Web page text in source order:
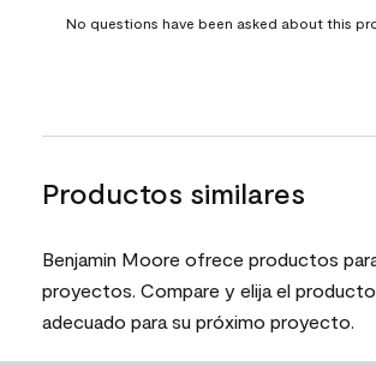
No questions have been asked about this
Productos similares
Benjamin Moore ofrece productos
proyectos. Compare y elija el
adecuado para su próximo proyecto.